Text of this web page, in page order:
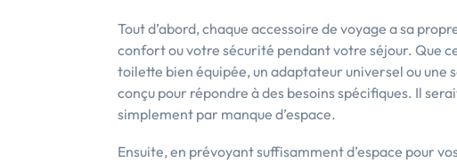
Tout d’abord, chaque accessoire de voyage a sa
confort ou votre sécurité pendant votre séjour. Que
toilette bien équipée, un adaptateur universel ou une
conçu pour répondre à des besoins spécifiques. Il
simplement par manque d’espace.
Ensuite, en prévoyant suffisamment d’espace pour